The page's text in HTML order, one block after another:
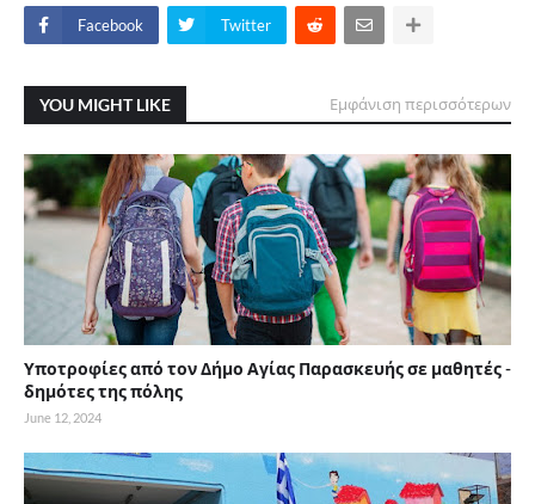
Facebook Twitter
YOU MIGHT LIKE Εμφάνιση περισσότερων
Υποτροφίες από τον Δήμο Αγίας Παρασκευής σε μαθητές -
δημότες της πόλης
June 12, 2024